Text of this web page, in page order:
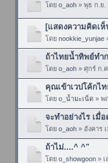
โดย o_aoh» พุธ ก.ย.
[แสดงความคิดเห็
โดย nookkie_yunjae
ถ้าไทยน้ำทิพย์ทำ
โดย o_aoh» ศุกร์ ก.ค
คุณเข้าเวปโค้กไ
โดย o_น้ำมะเน็ด» พฤ
จะทำอย่างไร เมื่
โดย o_aoh» อังคาร เ
ถ้าไม่....^ ^"
โดย o_showgoon» เ